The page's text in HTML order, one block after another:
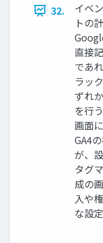
32.
イベ
トの
直接
であ
ラッ
ずれ
を行
画面
GA4
が、
タグ
成の
入や
な設